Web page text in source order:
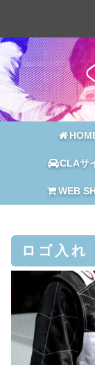
CLAサ
WEB
ロゴ入